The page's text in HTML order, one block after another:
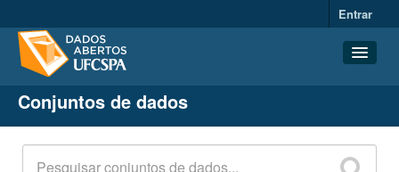
Entrar
Conjuntos de dados
Organizações
Grupos
Conjuntos de dados